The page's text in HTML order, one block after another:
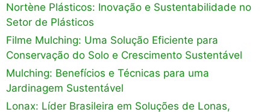
Nortène Plásticos: Inovação e Sustentabilidade no
Setor de Plásticos
Filme Mulching: Uma Solução Eficiente para
Conservação do Solo e Crescimento Sustentável
Mulching: Benefícios e Técnicas para uma
Jardinagem Sustentável
Lonax: Líder Brasileira em Soluções de Lonas,